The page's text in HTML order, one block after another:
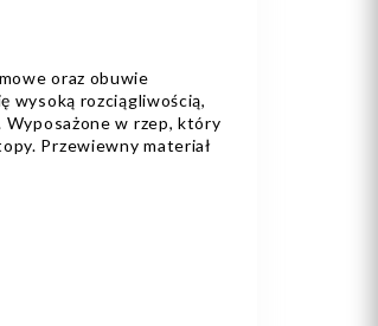
oraz obuwie
wysoką rozciągliwością,
Wyposażone w rzep, który
Przewiewny materiał